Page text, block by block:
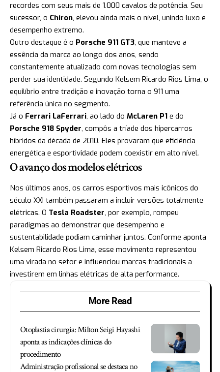
recordes com seus mais de 1.000 cavalos de potência. Seu
sucessor, o Chiron, elevou ainda mais o nível, unindo luxo e
desempenho extremo.
Outro destaque é o Porsche 911 GT3, que manteve a
essência da marca ao longo dos anos, sendo
constantemente atualizado com novas tecnologias sem
perder sua identidade. Segundo Kelsem Ricardo Rios Lima, o
equilíbrio entre tradição e inovação torna o 911 uma
referência única no segmento.
Já o Ferrari LaFerrari, ao lado do McLaren P1 e do
Porsche 918 Spyder, compôs a tríade dos hipercarros
híbridos da década de 2010. Eles provaram que eficiência
energética e esportividade podem coexistir em alto nível.
O avanço dos modelos elétricos
Nos últimos anos, os carros esportivos mais icônicos do
século XXI também passaram a incluir versões totalmente
elétricas. O Tesla Roadster, por exemplo, rompeu
paradigmas ao demonstrar que desempenho e
sustentabilidade podiam caminhar juntos. Conforme aponta
Kelsem Ricardo Rios Lima, esse movimento representou
uma virada no setor e influenciou marcas tradicionais a
investirem em linhas elétricas de alta performance.
More Read
Otoplastia cirurgia: Milton Seigi Hayashi
aponta as indicações clínicas do
procedimento
Administração profissional se destaca no